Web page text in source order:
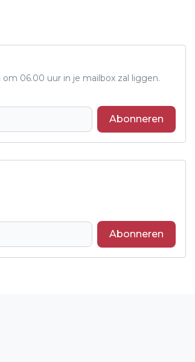
06.00 uur in je mailbox zal liggen.
Abonneren
Abonneren